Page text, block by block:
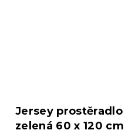
Jersey
zelená 60 x 120 cm